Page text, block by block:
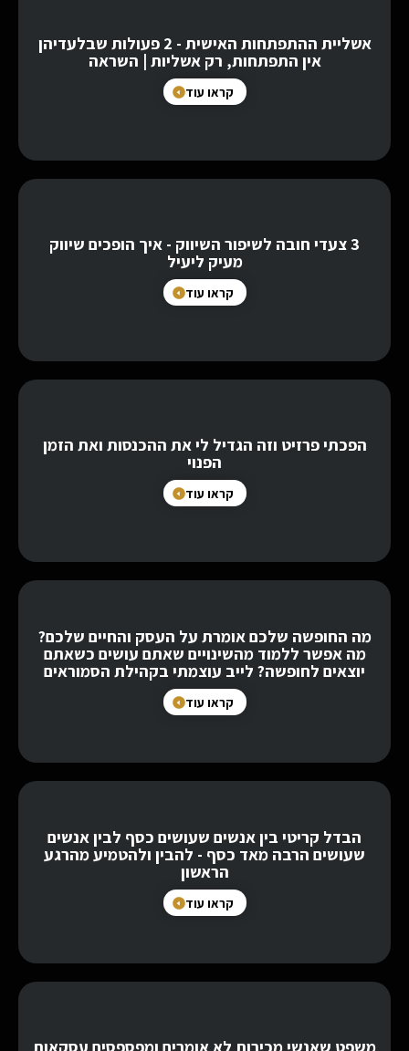
אשליית ההתפתחות האישית - 2 פעולות שבלעדיהן
אין התפתחות, רק אשליות | השראה
קראו עוד
3 צעדי חובה לשיפור השיווק - איך הופכים שיווק
מעיק ליעיל
קראו עוד
הפכתי פרזיט וזה הגדיל לי את ההכנסות ואת הזמן
הפנוי
קראו עוד
מה החופשה שלכם אומרת על העסק והחיים שלכם?
מה אפשר ללמוד מהשינויים שאתם עושים כשאתם
יוצאים לחופשה? לייב עוצמתי בקהילת הסמוראים
קראו עוד
הבדל קריטי בין אנשים שעושים כסף לבין אנשים
שעושים הרבה מאד כסף - להבין ולהטמיע מהרגע
הראשון
קראו עוד
משפט שאנשי מכירות לא אומרים ומפספסים עסקאות